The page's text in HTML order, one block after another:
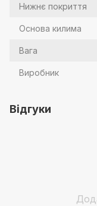
Нижнє покриття
Основа килима
Вага
Виробник
Відгуки